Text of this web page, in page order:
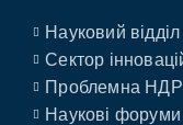
Науковий відділ
Сектор
Проблемна НДР
Наукові форуми